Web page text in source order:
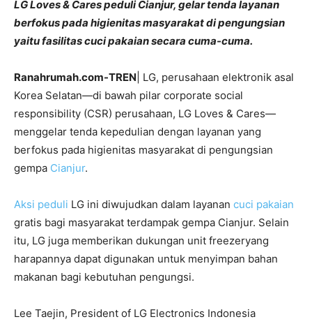
LG Loves & Cares peduli Cianjur, gelar tenda layanan
berfokus pada higienitas masyarakat di pengungsian
yaitu fasilitas cuci pakaian secara cuma-cuma.
Ranahrumah.com-TREN | LG, perusahaan elektronik asal
Korea Selatan—di bawah pilar corporate social
responsibility (CSR) perusahaan, LG Loves & Cares—
menggelar tenda kepedulian dengan layanan yang
berfokus pada higienitas masyarakat di pengungsian
gempa Cianjur.
Aksi peduli LG ini diwujudkan dalam layanan cuci pakaian
gratis bagi masyarakat terdampak gempa Cianjur. Selain
itu, LG juga memberikan dukungan unit freezeryang
harapannya dapat digunakan untuk menyimpan bahan
makanan bagi kebutuhan pengungsi.
Lee Taejin, President of LG Electronics Indonesia